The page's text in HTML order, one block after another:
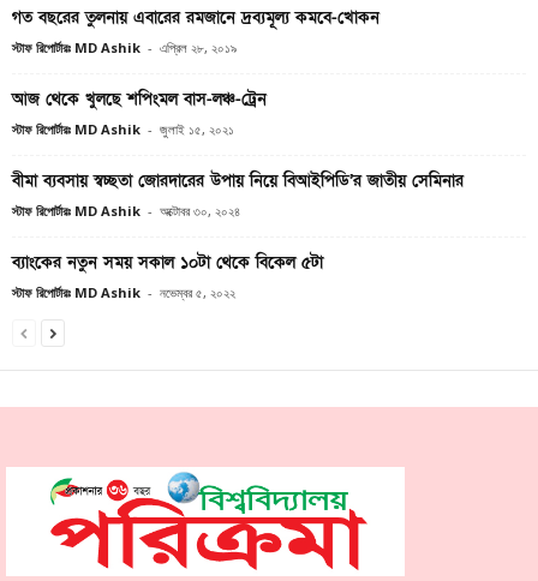
গত বছরের তুলনায় এবারের রমজানে দ্রব্যমূল্য কমবে-খোকন
স্টাফ রিপোর্টারঃ MD Ashik - এপ্রিল ২৮, ২০১৯
আজ থেকে খুলছে শপিংমল বাস-লঞ্চ-ট্রেন
স্টাফ রিপোর্টারঃ MD Ashik - জুলাই ১৫, ২০২১
বীমা ব্যবসায় স্বচ্ছতা জোরদারের উপায় নিয়ে বিআইপিডি’র জাতীয় সেমিনার
স্টাফ রিপোর্টারঃ MD Ashik - অক্টোবর ৩০, ২০২৪
ব্যাংকের নতুন সময় সকাল ১০টা থেকে বিকেল ৫টা
স্টাফ রিপোর্টারঃ MD Ashik - নভেম্বর ৫, ২০২২